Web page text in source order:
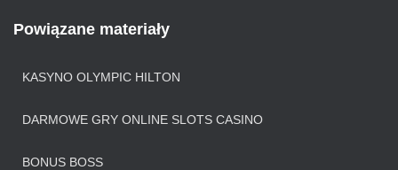
Powiązane materiały
KASYNO OLYMPIC HILTON
DARMOWE GRY ONLINE SLOTS CASINO
BONUS BOSS